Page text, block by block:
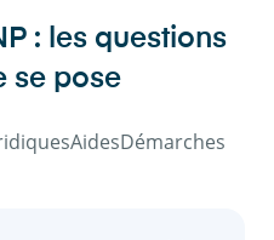
: les questions
se pose
AidesDémarches